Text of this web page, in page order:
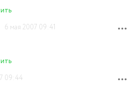
6 мая 2007 09:41
09:44